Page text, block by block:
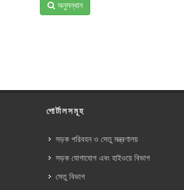
অনুসন্ধান
পোর্টালসমূহ
সড়ক পরিবহন ও সেতু মন্ত্রণালয়
সড়ক যোগাযোগ এবং হাইওয়ে বিভাগ
সেতু বিভাগ